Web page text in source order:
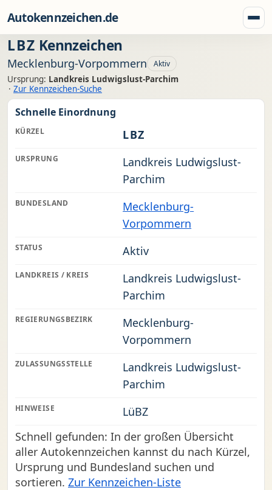
Autokennzeichen.de
LBZ Kennzeichen
Mecklenburg-Vorpommern Aktiv
Ursprung: Landkreis Ludwigslust-Parchim
· Zur Kennzeichen-Suche
Schnelle Einordnung
KÜRZEL LBZ
URSPRUNG
Landkreis Ludwigslust-
Parchim
BUNDESLAND
Mecklenburg-
Vorpommern
STATUS Aktiv
LANDKREIS / KREIS
Landkreis Ludwigslust-
Parchim
REGIERUNGSBEZIRK
Mecklenburg-
Vorpommern
ZULASSUNGSSTELLE
Landkreis Ludwigslust-
Parchim
HINWEISE
LüBZ
Schnell gefunden: In der großen Übersicht
aller Autokennzeichen kannst du nach Kürzel,
Ursprung und Bundesland suchen und
sortieren. Zur Kennzeichen-Liste